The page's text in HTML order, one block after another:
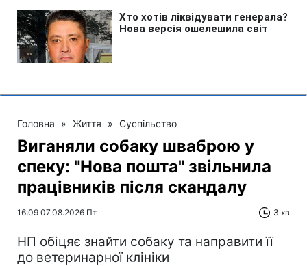
Головна » Життя » Суспільство
Виганяли собаку шваброю у
спеку: "Нова пошта" звільнила
працівників після скандалу
16:09 07.08.2026 Пт 3 хв
НП обіцяє знайти собаку та направити її
до ветеринарної клініки